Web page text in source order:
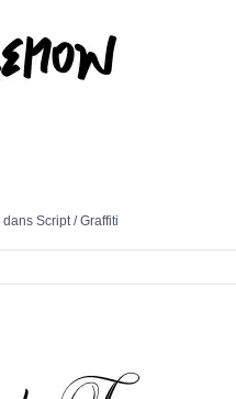
dans Script/Graffiti